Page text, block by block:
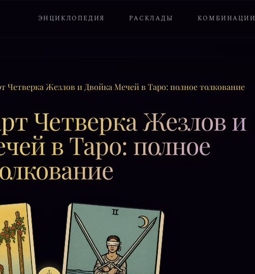
ЭНЦИКЛОПЕДИЯ РАСКЛАДЫ КОМБИНАЦИИ
Четверка Жезлов и Двойка Мечей в Таро: полное толкование
Четверка Жезлов и
в Таро: полное